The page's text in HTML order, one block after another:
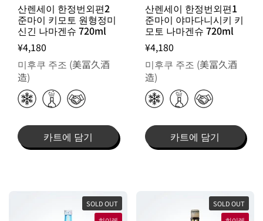
산렌세이 한정번외편2
준마이 키모토 원형정미
신긴 나마겐슈 720ml
¥4,180
미후쿠 주조 (美冨久酒
造)
카트에 담기
산렌세이 한정번외편1
준마이 야마다니시키 키
모토 나마겐슈 720ml
¥4,180
미후쿠 주조 (美冨久酒
造)
카트에 담기
SOLD OUT
SOLD OUT